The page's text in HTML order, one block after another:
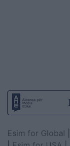
Esim for Global